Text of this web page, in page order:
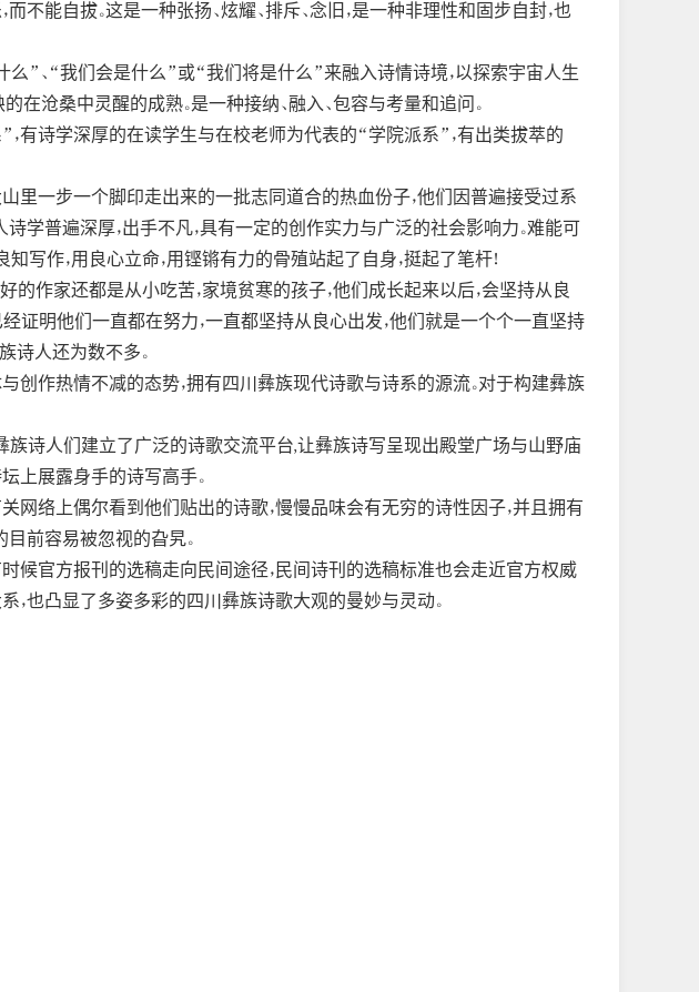
能自拔。这是一种张扬、炫耀、排斥、念旧，是一种非理性和固步自封，也
么”、“我们会是什么”或“我们将是什么”来融入诗情诗境，以探索宇宙人生
在沧桑中灵醒的成熟。是一种接纳、融入、包容与考量和追问。
诗学深厚的在读学生与在校老师为代表的“学院派系”，有出类拔萃的
里一步一个脚印走出来的一批志同道合的热血份子，他们因普遍接受过系
学普遍深厚，出手不凡，具有一定的创作实力与广泛的社会影响力。难能可
写作，用良心立命，用铿锵有力的骨殖站起了自身，挺起了笔杆！
的作家还都是从小吃苦，家境贫寒的孩子，他们成长起来以后，会坚持从良
证明他们一直都在努力，一直都坚持从良心出发，他们就是一个个一直坚持
诗人还为数不多。
作热情不减的态势，拥有四川彝族现代诗歌与诗系的源流。对于构建彝族
族诗人们建立了广泛的诗歌交流平台,让彝族诗写呈现出殿堂广场与山野庙
上展露身手的诗写高手。
络上偶尔看到他们贴出的诗歌，慢慢品味会有无穷的诗性因子，并且拥有
目前容易被忽视的旮旯。
候官方报刊的选稿走向民间途径，民间诗刊的选稿标准也会走近官方权威
也凸显了多姿多彩的四川彝族诗歌大观的曼妙与灵动。